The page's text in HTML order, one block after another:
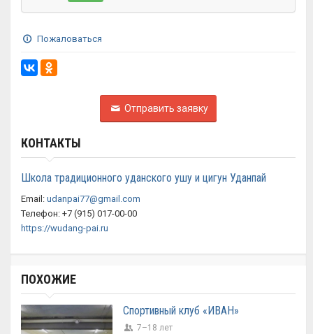
Пожаловаться
Отправить заявку
КОНТАКТЫ
Школа традиционного уданского ушу и цигун Уданпай
Email: udanpai77@gmail.com
Телефон: +7 (915) 017-00-00
https://wudang-pai.ru
ПОХОЖИЕ
Спортивный клуб «ИВАН»
7–18 лет